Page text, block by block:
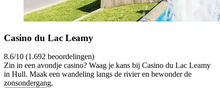
Casino du Lac Leamy
8.6/10 (1.692 beoordelingen)
Zin in een avondje casino? Waag je kans bij Casino du Lac Leamy
in Hull. Maak een wandeling langs de rivier en bewonder de
zonsondergang.